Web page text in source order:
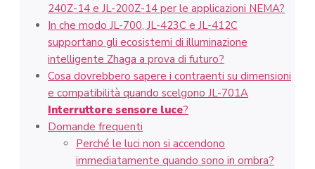
240Z-14 e JL-200Z-14 per le applicazioni NEMA?
In che modo JL-700, JL-423C e JL-412C
supportano gli ecosistemi di illuminazione
intelligente Zhaga a prova di futuro?
Cosa dovrebbero sapere i contraenti su dimensioni
e compatibilità quando scelgono JL-701A
Interruttore sensore luce?
Domande frequenti
Perché le luci non si accendono
immediatamente quando sono in ombra?